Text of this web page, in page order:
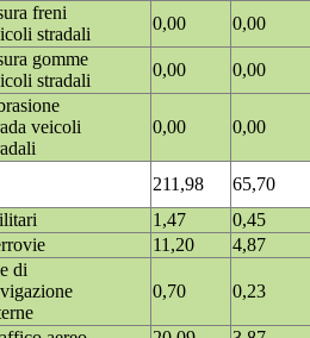
freni
stradali
0,00
0,00
gomme
stradali
0,00
0,00
veicoli
0,00 0,00
211,98
65,70
1,47
0,45
11,20
4,87
di
0,70 0,23